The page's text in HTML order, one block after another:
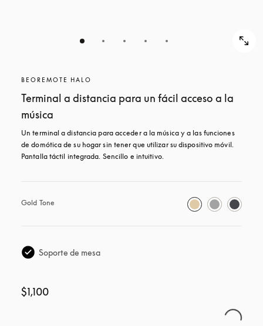
BEOREMOTE HALO
Terminal a distancia para un fácil acceso a la
música
Un terminal a distancia para acceder a la música y a las funciones
de domótica de su hogar sin tener que utilizar su dispositivo móvil.
Pantalla táctil integrada. Sencillo e intuitivo.
Gold Tone
Soporte de mesa
$1,100